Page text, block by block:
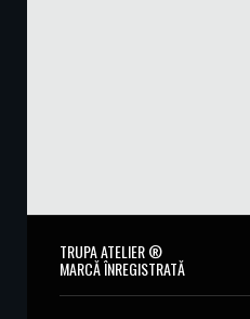
TRUPA ATELIER ®
MARCĂ ÎNREGISTRATĂ